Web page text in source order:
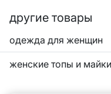
другие товары
одежда для женщин
женские топы и майки